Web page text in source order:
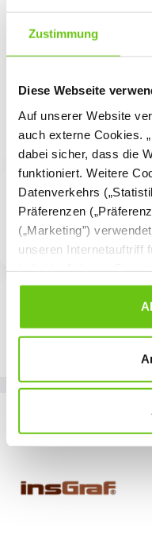
Zustimmung
Diese Webseite
Auf unserer Website
auch externe Cookies.
dabei sicher, dass die
funktioniert. Weitere
Datenverkehrs
Präferenzen
(„Marketing”)
unseren Internetauftriff
Cookies Sie erlauben.
wählen Sie „Alle
Daten verarbeitet, die
jederzeit ändern,
links klicken. Weitere
104,90 €